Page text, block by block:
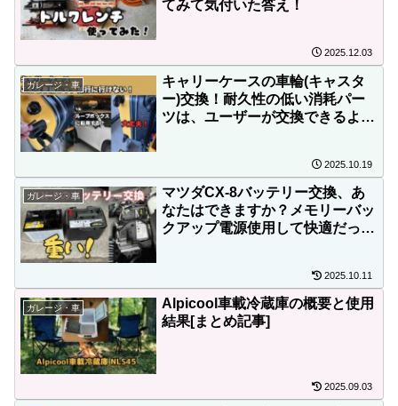
てみて気付いた答え！
2025.12.03
ガレージ・車
キャリーケースの車輪(キャスタ
ー)交換！耐久性の低い消耗パー
ツは、ユーザーが交換できるよう
2025.10.19
ガレージ・車
マツダCX-8バッテリー交換、あ
なたはできますか？メモリーバッ
クアップ電源使用して快適だった
2025.10.11
ガレージ・車
Alpicool車載冷蔵庫の概要と使用
結果[まとめ記事]
2025.09.03